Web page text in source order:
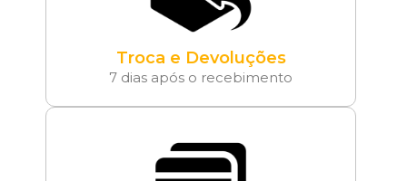
Troca e Devoluções
7 dias após o recebimento